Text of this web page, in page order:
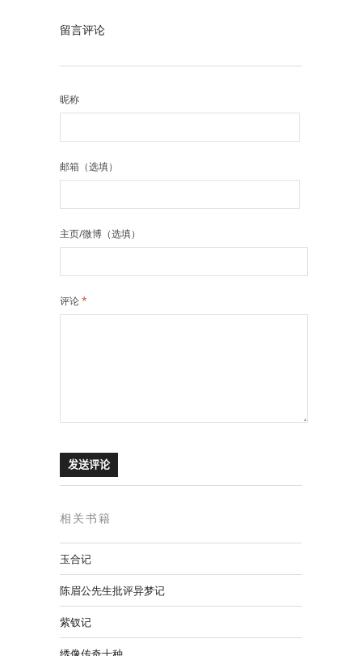
留言评论
昵称
邮箱（选填）
主页/微博（选填）
评论*
相关书籍
玉合记
陈眉公先生批评异梦记
紫钗记